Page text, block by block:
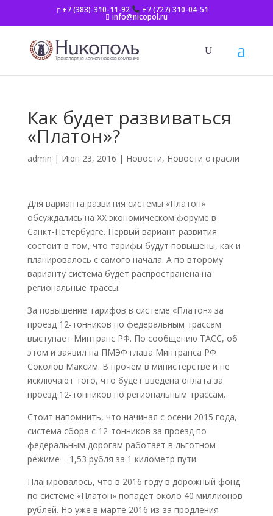
+7 (383)-310-11-92 +7 (727) 310-04-51
info@nicopol.ru
Как будет развиваться
«Платон»?
admin | Июн 23, 2016 | Новости, Новости отрасли
Для варианта развития системы «Платон»
обсуждались на XX экономическом форуме в
Санкт-Петербурге. Первый вариант развития
состоит в том, что тарифы будут повышены, как и
планировалось с самого начала. А по второму
варианту система будет распространена на
региональные трассы.
За повышение тарифов в системе «Платон» за
проезд 12-тонников по федеральным трассам
выступает Минтранс РФ. По сообщению ТАСС, об
этом и заявил на ПМЭФ глава Минтранса РФ
Соколов Максим. В прочем в министерстве и не
исключают того, что будет введена оплата за
проезд 12-тонников по региональным трассам.
Стоит напомнить, что начиная с осени 2015 года,
система сбора с 12-тонников за проезд по
федеральным дорогам работает в льготном
режиме – 1,53 рубля за 1 километр пути.
Планировалось, что в 2016 году в дорожный фонд
по системе «Платон» попадёт около 40 миллионов
рублей. Но уже в марте 2016 из-за продления